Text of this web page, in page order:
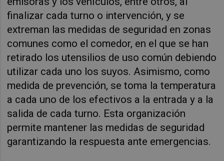
finalizar cada turno o intervención, y se
extreman las medidas de seguridad en zonas
comunes como el comedor, en el que se han
retirado los utensilios de uso común debiendo
utilizar cada uno los suyos. Asimismo, como
medida de prevención, se toma la temperatura
a cada uno de los efectivos a la entrada y a la
salida de cada turno. Esta organización
permite mantener las medidas de seguridad
garantizando la respuesta ante emergencias.